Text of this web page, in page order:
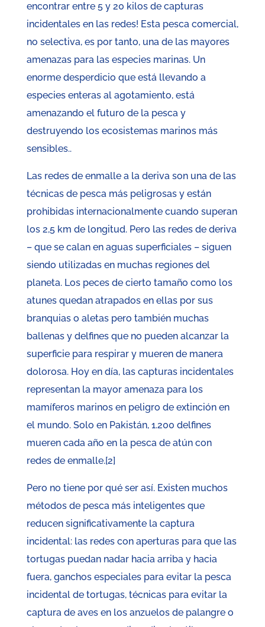
encontrar entre 5 y 20 kilos de capturas
incidentales en las redes! Esta pesca comercial,
no selectiva, es por tanto, una de las mayores
amenazas para las especies marinas. Un
enorme desperdicio que está llevando a
especies enteras al agotamiento, está
amenazando el futuro de la pesca y
destruyendo los ecosistemas marinos más
sensibles..
Las redes de enmalle a la deriva son una de las
técnicas de pesca más peligrosas y están
prohibidas internacionalmente cuando superan
los 2,5 km de longitud. Pero las redes de deriva
– que se calan en aguas superficiales – siguen
siendo utilizadas en muchas regiones del
planeta. Los peces de cierto tamaño como los
atunes quedan atrapados en ellas por sus
branquias o aletas pero también muchas
ballenas y delfines que no pueden alcanzar la
superficie para respirar y mueren de manera
dolorosa. Hoy en día, las capturas incidentales
representan la mayor amenaza para los
mamíferos marinos en peligro de extinción en
el mundo. Solo en Pakistán, 1.200 delfines
mueren cada año en la pesca de atún con
redes de enmalle.[2]
Pero no tiene por qué ser así. Existen muchos
métodos de pesca más inteligentes que
reducen significativamente la captura
incidental: las redes con aperturas para que las
tortugas puedan nadar hacia arriba y hacia
fuera, ganchos especiales para evitar la pesca
incidental de tortugas, técnicas para evitar la
captura de aves en los anzuelos de palangre o